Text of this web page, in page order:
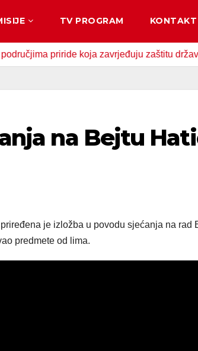
TV PROGRAM KONTAKT
priride koja zavrjeđuju zaštitu države
na Bejtu
je izložba u povodu sjećanja na rad
predmete od lima.